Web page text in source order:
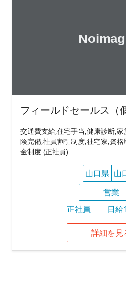
フィールドセールス（
交通費支給,住宅手当,健康診断,
険完備,社員割引制度,社宅寮,資
金制度 (正社員)
山口県 山
営業
正社員
日給
詳細を見